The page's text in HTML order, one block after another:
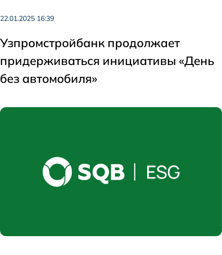
22.01.2025 16:39
Узпромстройбанк продолжает
придерживаться инициативы «День
без автомобиля»